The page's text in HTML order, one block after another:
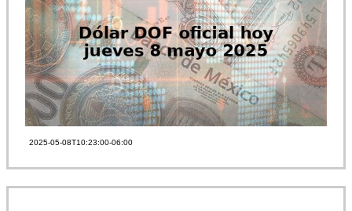
2025-05-08T10:23:00-06:00